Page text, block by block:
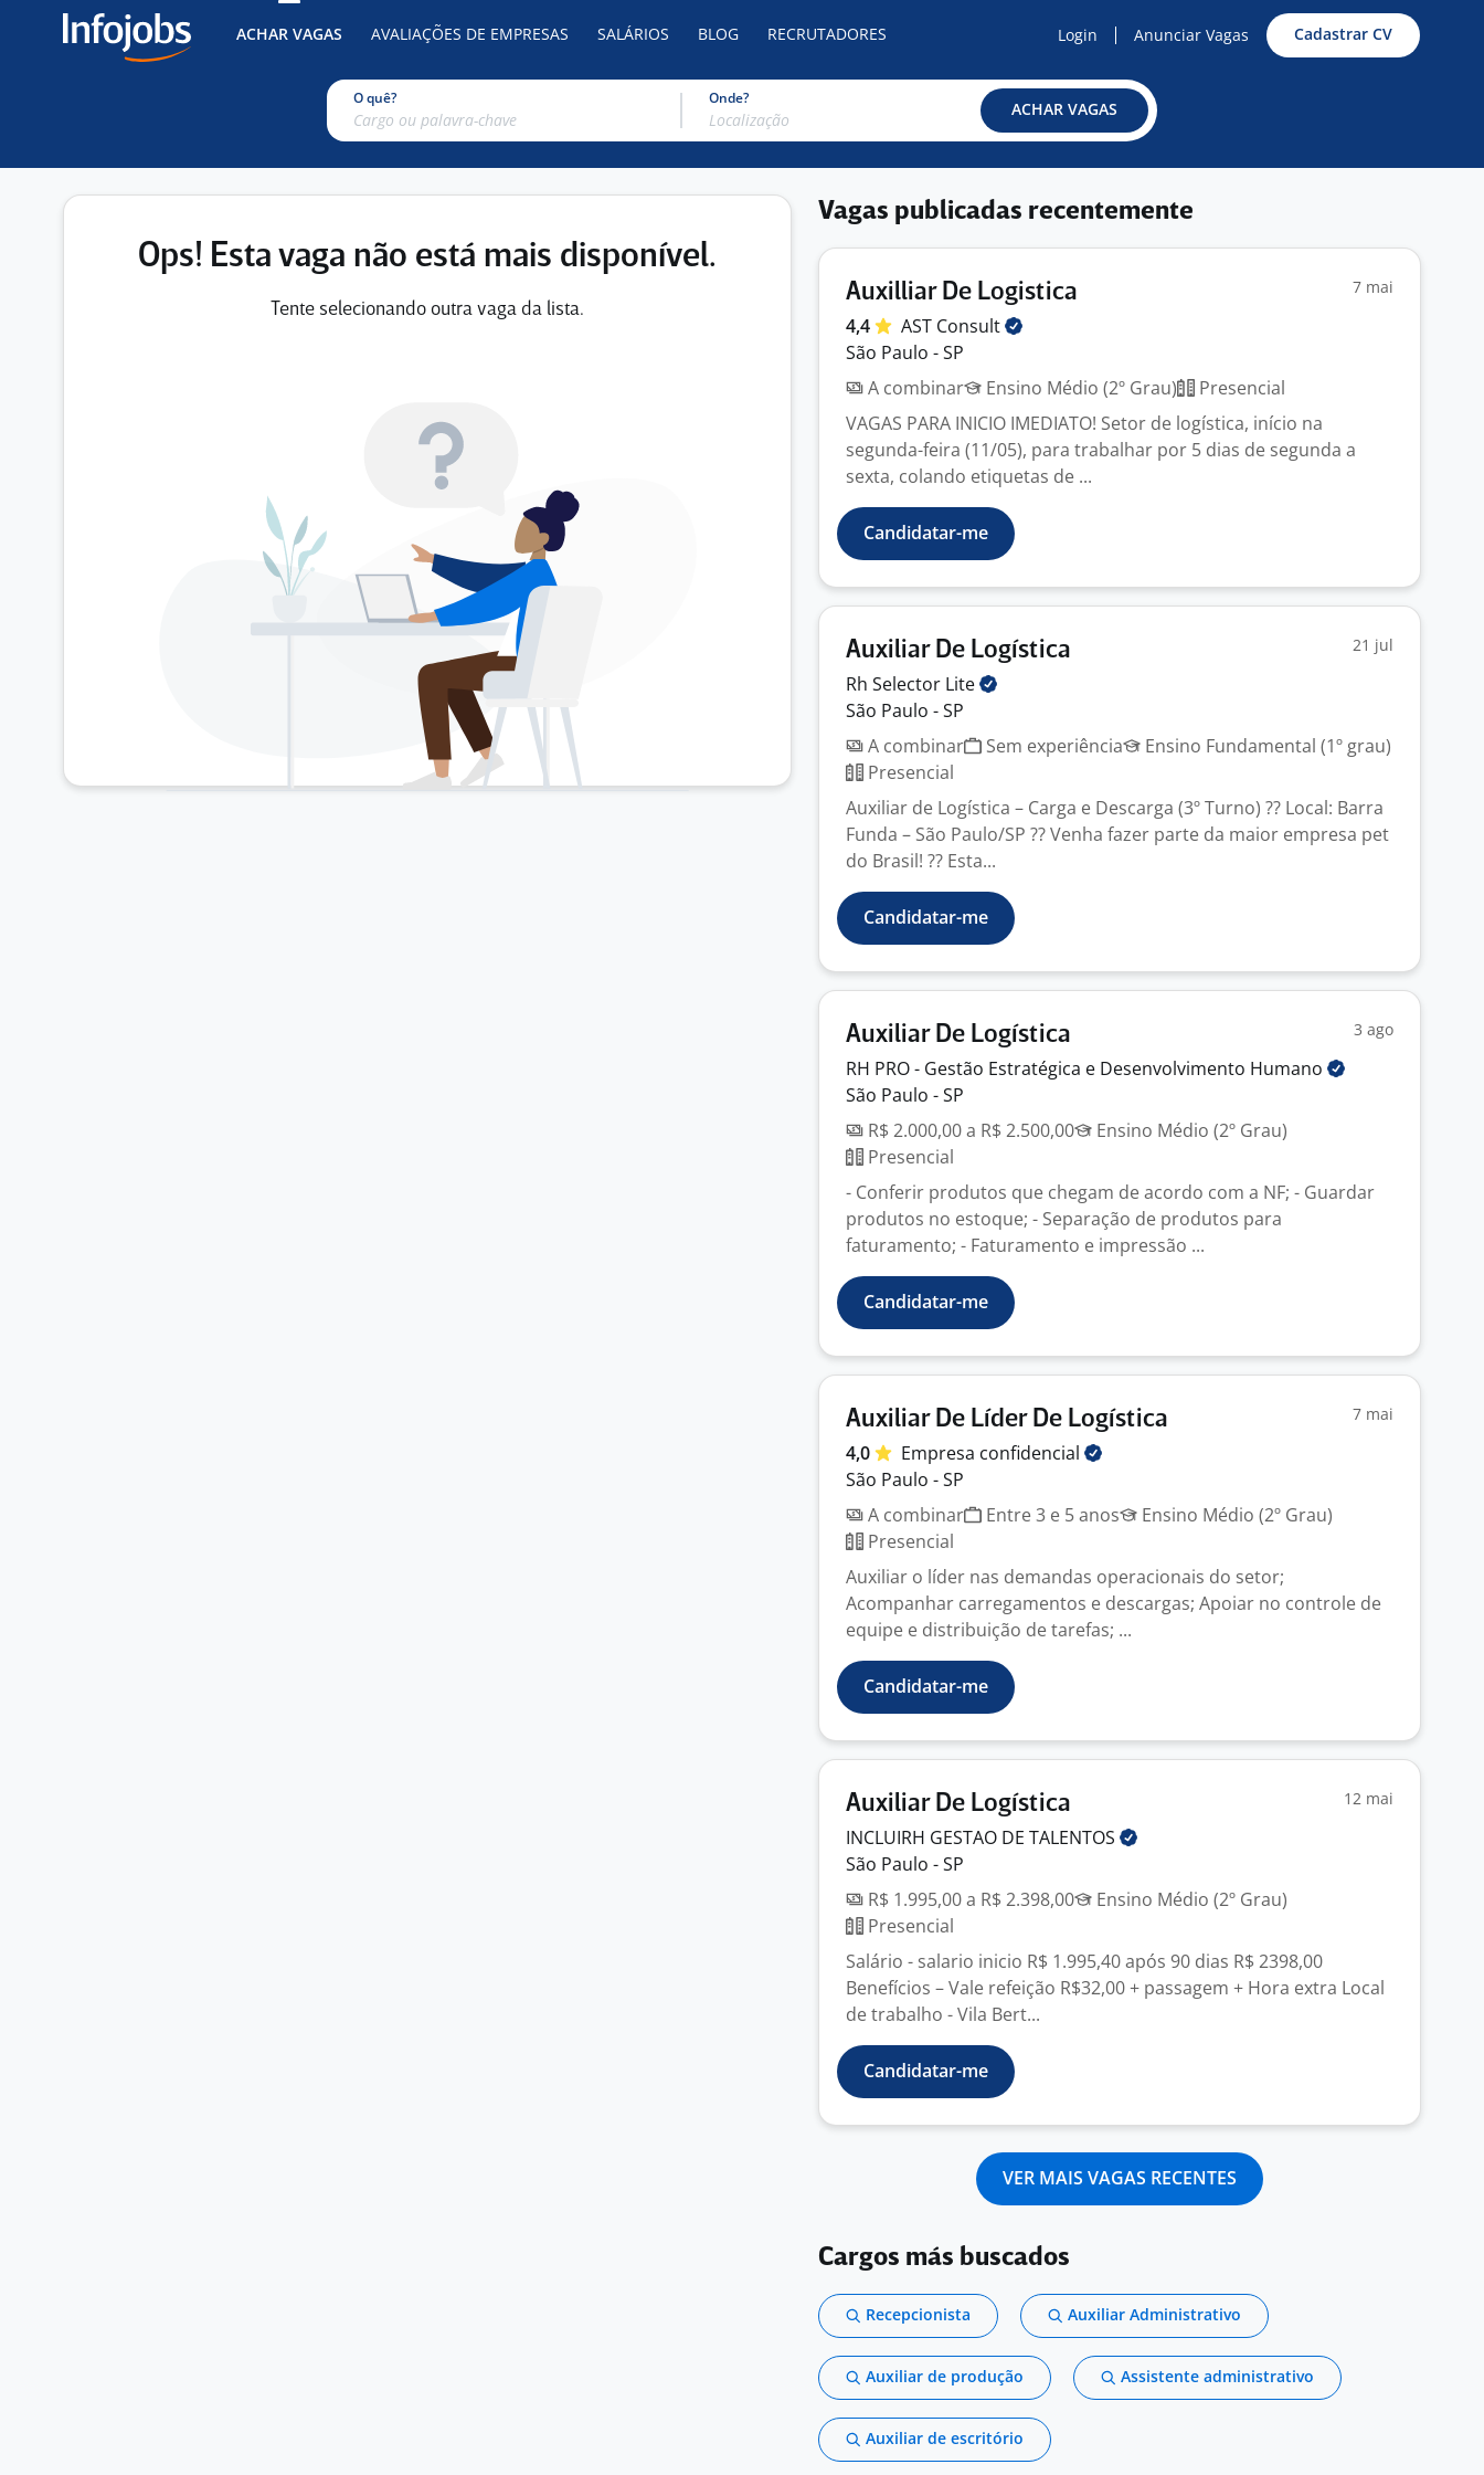
ACHAR VAGAS AVALIAÇÕES DE EMPRESAS SALÁRIOS BLOG RECRUTADORES Login Anunciar Vagas Cadastrar CV
O quê? Onde?
ACHAR VAGAS
Ops! Esta vaga não está mais disponível.
Tente selecionando outra vaga da lista.
Vagas publicadas recentemente
Auxilliar De Logistica 7 mai
4,4 AST Consult
São Paulo - SP
A combinar
Ensino Médio (2º Grau)
Presencial
VAGAS PARA INICIO IMEDIATO! Setor de logística, início na
segunda-feira (11/05), para trabalhar por 5 dias de segunda a
sexta, colando etiquetas de ...
Candidatar-me
Auxiliar De Logística 21 jul
Rh Selector Lite
São Paulo - SP
A combinar
Sem experiência
Ensino Fundamental (1º grau)
Presencial
Auxiliar de Logística – Carga e Descarga (3º Turno) ?? Local: Barra
Funda – São Paulo/SP ?? Venha fazer parte da maior empresa pet
do Brasil! ?? Esta...
Candidatar-me
Auxiliar De Logística 3 ago
RH PRO - Gestão Estratégica e Desenvolvimento Humano
São Paulo - SP
R$ 2.000,00 a R$ 2.500,00
Ensino Médio (2º Grau)
Presencial
- Conferir produtos que chegam de acordo com a NF; - Guardar
produtos no estoque; - Separação de produtos para
faturamento; - Faturamento e impressão ...
Candidatar-me
Auxiliar De Líder De Logística 7 mai
4,0 Empresa confidencial
São Paulo - SP
A combinar
Entre 3 e 5 anos
Ensino Médio (2º Grau)
Presencial
Auxiliar o líder nas demandas operacionais do setor;
Acompanhar carregamentos e descargas; Apoiar no controle de
equipe e distribuição de tarefas; ...
Candidatar-me
Auxiliar De Logística 12 mai
INCLUIRH GESTAO DE TALENTOS
São Paulo - SP
R$ 1.995,00 a R$ 2.398,00
Ensino Médio (2º Grau)
Presencial
Salário - salario inicio R$ 1.995,40 após 90 dias R$ 2398,00
Benefícios – Vale refeição R$32,00 + passagem + Hora extra Local
de trabalho - Vila Bert...
Candidatar-me
VER MAIS VAGAS RECENTES
Cargos más buscados
Recepcionista Auxiliar Administrativo
Auxiliar de produção Assistente administrativo
Auxiliar de escritório